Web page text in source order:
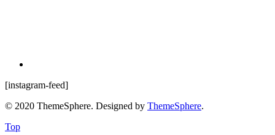
[instagram-feed]
© 2020 ThemeSphere. Designed by ThemeSphere.
Top